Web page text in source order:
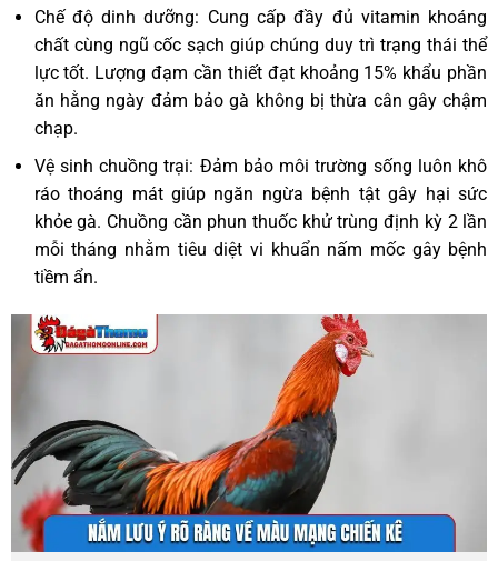
Chế độ dinh dưỡng: Cung cấp đầy đủ vitamin khoáng
chất cùng ngũ cốc sạch giúp chúng duy trì trạng thái thể
lực tốt. Lượng đạm cần thiết đạt khoảng 15% khẩu phần
ăn hằng ngày đảm bảo gà không bị thừa cân gây chậm
chạp.
Vệ sinh chuồng trại: Đảm bảo môi trường sống luôn khô
ráo thoáng mát giúp ngăn ngừa bệnh tật gây hại sức
khỏe gà. Chuồng cần phun thuốc khử trùng định kỳ 2 lần
mỗi tháng nhằm tiêu diệt vi khuẩn nấm mốc gây bệnh
tiềm ẩn.